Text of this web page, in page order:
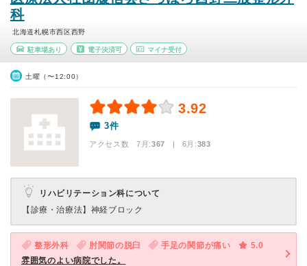
科
北海道札幌市西区西野
駐車場あり 電子決済可 マイナ受付
土曜（〜12:00）
3.92
3件
アクセス数 7月:367 | 6月:383
リハビリテーション科について
【診療・治療法】 神経ブロック
整形外科 肘関節の脱臼 手足の関節が痛い
5.0
雰囲気のよい病院でした。